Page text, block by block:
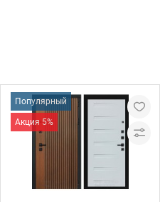
Популярный
Акция 5%